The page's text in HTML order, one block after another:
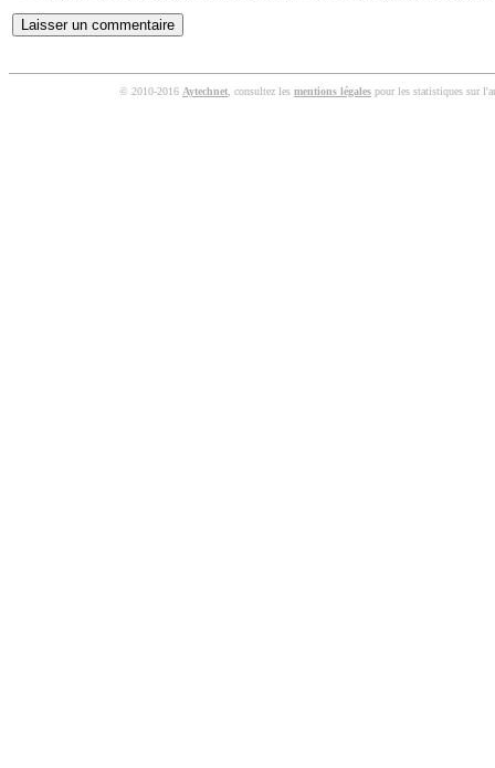
© 2010-2016 Aytechnet , consultez les mentions légales pour les statistiques sur